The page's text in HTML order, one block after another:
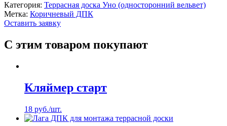
Категория: Террасная доска Уно (односторонний вельвет)
Метка: Коричневый ДПК
Оставить заявку
С этим товаром покупают
Кляймер старт
18 руб./шт.